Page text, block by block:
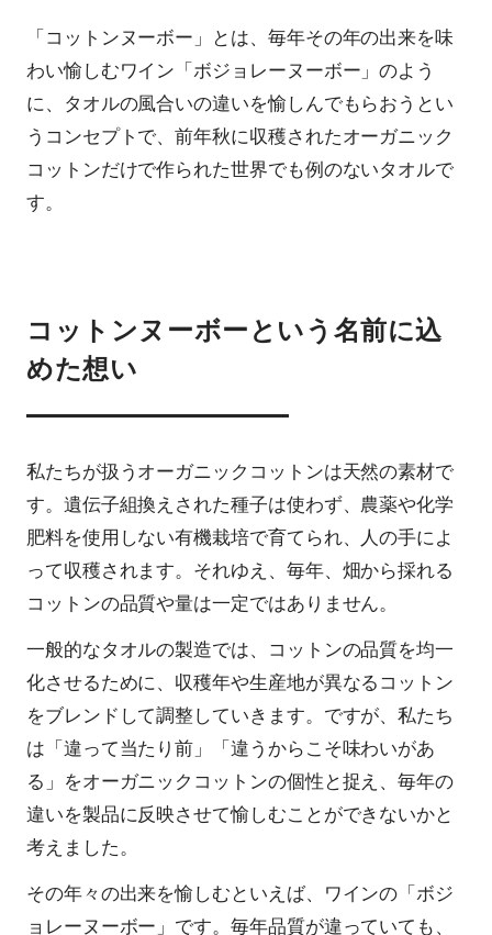
「コットンヌーボー」とは、毎年その年の出来を味
わい愉しむワイン「ボジョレーヌーボー」のよう
に、タオルの風合いの違いを愉しんでもらおうとい
うコンセプトで、前年秋に収穫されたオーガニック
コットンだけで作られた世界でも例のないタオルで
す。
コットンヌーボーという名前に込
めた想い
私たちが扱うオーガニックコットンは天然の素材で
す。遺伝子組換えされた種子は使わず、農薬や化学
肥料を使用しない有機栽培で育てられ、人の手によ
って収穫されます。それゆえ、毎年、畑から採れる
コットンの品質や量は一定ではありません。
一般的なタオルの製造では、コットンの品質を均一
化させるために、収穫年や生産地が異なるコットン
をブレンドして調整していきます。ですが、私たち
は「違って当たり前」「違うからこそ味わいがあ
る」をオーガニックコットンの個性と捉え、毎年の
違いを製品に反映させて愉しむことができないかと
考えました。
その年々の出来を愉しむといえば、ワインの「ボジ
ョレーヌーボー」です。毎年品質が違っていても、